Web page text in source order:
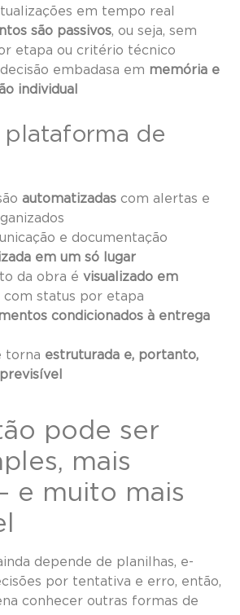
em tempo real
são passivos, ou seja, sem
etapa ou critério técnico
decisão embadasa em memória e
individual
plataforma de
automatizadas com alertas e
e documentação
em um só lugar
da obra é visualizado em
com status por etapa
condicionados à entrega
torna estruturada e, portanto,
pode ser
mais
e muito mais
depende de planilhas, e-
por tentativa e erro, então,
conhecer outras formas de